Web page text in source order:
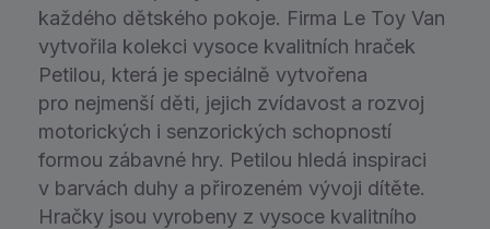
každého dětského pokoje. Firma Le Toy Van
vytvořila kolekci vysoce kvalitních hraček
Petilou, která je speciálně vytvořena
pro nejmenší děti, jejich zvídavost a rozvoj
motorických i senzorických schopností
formou zábavné hry. Petilou hledá inspiraci
v barvách duhy a přirozeném vývoji dítěte.
Hračky jsou vyrobeny z vysoce kvalitního